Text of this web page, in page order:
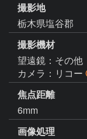
撮影地
栃木県塩谷郡
撮影機材
望遠鏡：その他
カメラ：リコー
焦点距離
6mm
画像処理